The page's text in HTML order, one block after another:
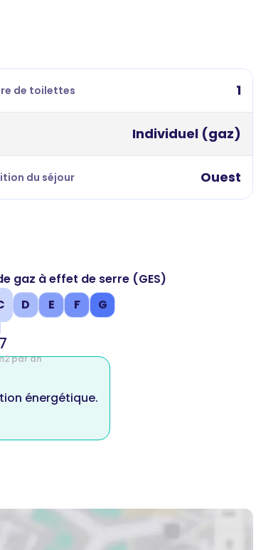
de toilettes 1
Individuel (gaz)
du séjour Ouest
gaz à effet de serre (GES)
par an
D E F G
énergétique.